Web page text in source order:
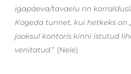
igapäeva/tavaelu nn
Kogeda tunnet, kui hetkeks on
jooksul kontoris kinni istutud
venitatud.” (Nele)